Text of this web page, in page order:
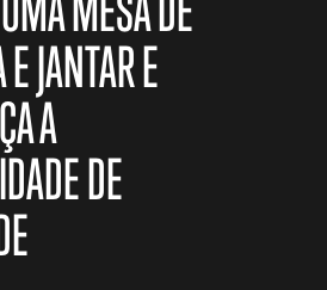
JANTAR E
A
DE